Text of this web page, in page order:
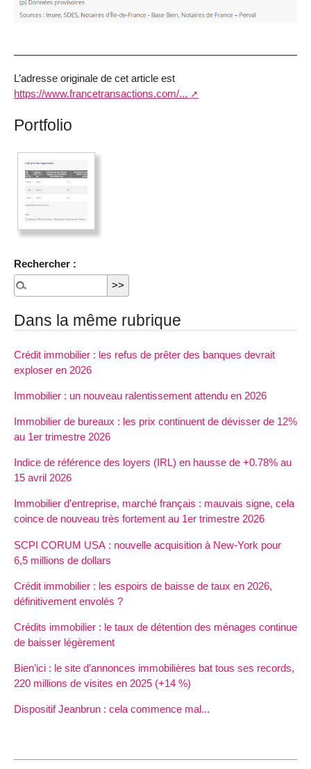
L’adresse originale de cet article est
https://www.francetransactions.com/...
Portfolio
Rechercher :
Dans la même rubrique
Crédit immobilier : les refus de prêter des banques devrait
exploser en 2026
Immobilier : un nouveau ralentissement attendu en 2026
Immobilier de bureaux : les prix continuent de dévisser de 12%
au 1er trimestre 2026
Indice de référence des loyers (IRL) en hausse de +0.78% au
15 avril 2026
Immobilier d’entreprise, marché français : mauvais signe, cela
coince de nouveau très fortement au 1er trimestre 2026
SCPI CORUM USA : nouvelle acquisition à New-York pour
6,5 millions de dollars
Crédit immobilier : les espoirs de baisse de taux en 2026,
définitivement envolés ?
Crédits immobilier : le taux de détention des ménages continue
de baisser légèrement
Bien’ici : le site d’annonces immobilières bat tous ses records,
220 millions de visites en 2025 (+14 %)
Dispositif Jeanbrun : cela commence mal...